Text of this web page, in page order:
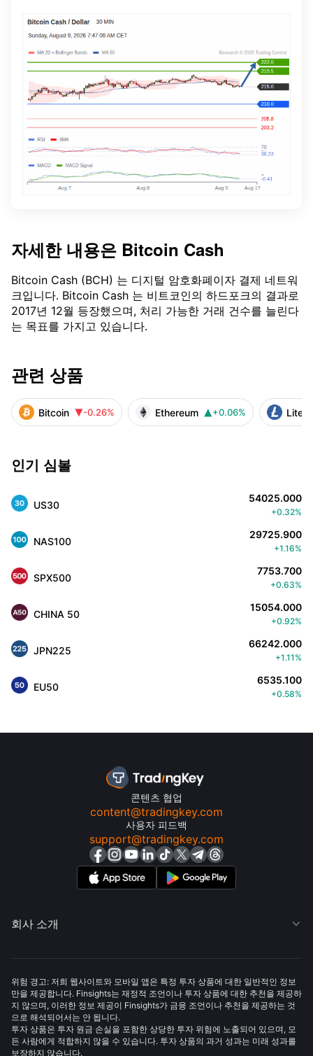
자세한 내용은 Bitcoin Cash
Bitcoin Cash (BCH) 는 디지털 암호화폐이자 결제 네트워
크입니다. Bitcoin Cash 는 비트코인의 하드포크의 결과로
2017년 12월 등장했으며, 처리 가능한 거래 건수를 늘린다
는 목표를 가지고 있습니다.
관련 상품
Bitcoin -0.26% Ethereum  +0.06%
인기 심볼
US30
54025.000
+0.32%
NAS100
29725.900
+1.16%
SPX500
7753.700
+0.63%
CHINA 50
15054.000
+0.92%
JPN225
66242.000
+1.11%
EU50
6535.100
+0.58%
콘텐츠 협업
content@tradingkey.com
사용자 피드백
support@tradingkey.com
회사 소개 
위험 경고: 저희 웹사이트와 모바일 앱은 특정 투자 상품에 대한 일반적인 정보
만을 제공합니다. Finsights는 재정적 조언이나 투자 상품에 대한 추천을 제공하
지 않으며, 이러한 정보 제공이 Finsights가 금융 조언이나 추천을 제공하는 것
으로 해석되어서는 안 됩니다.
투자 상품은 투자 원금 손실을 포함한 상당한 투자 위험에 노출되어 있으며, 모
든 사람에게 적합하지 않을 수 있습니다. 투자 상품의 과거 성과는 미래 성과를
보장하지 않습니다.